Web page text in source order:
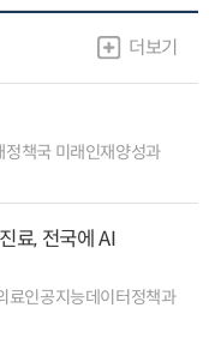
더보기
책국 미래인재양성과
료, 전국에 AI
료인공지능데이터정책과